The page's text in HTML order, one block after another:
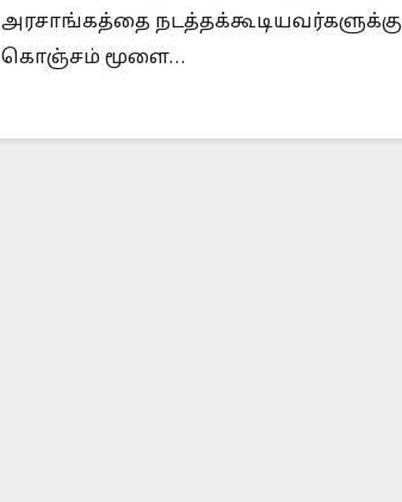
அரசாங்கத்தை நடத்தக்கூடியவர்களுக்கு
கொஞ்சம் மூளை…